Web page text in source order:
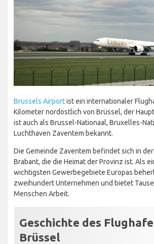
Brussels Airportist ein internationaler
Kilometer nordöstlich von Brüssel, der
ist auch als Brussel-Nationaal, Bruxelles-
Luchthaven Zaventem bekannt.
Die Gemeinde Zaventem befindet sich in
Brabant, die die Heimat der Provinz ist. Als
wichtigsten Gewerbegebiete Europas
zweihundert Unternehmen und bietet
Menschen Arbeit.
Geschichte des
Brüssel